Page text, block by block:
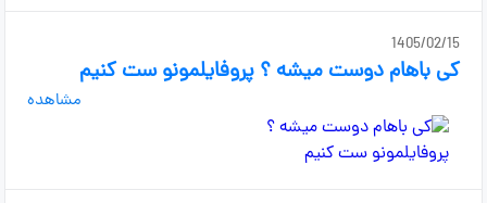
1405/02/15
کی باهام دوست میشه ؟ پروفایلمونو ست کنیم
مشاهده